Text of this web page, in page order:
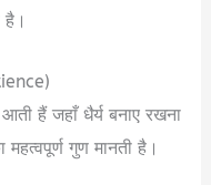
है।
आती हैं जहाँ धैर्य बनाए रखना
महत्वपूर्ण गुण मानती है।